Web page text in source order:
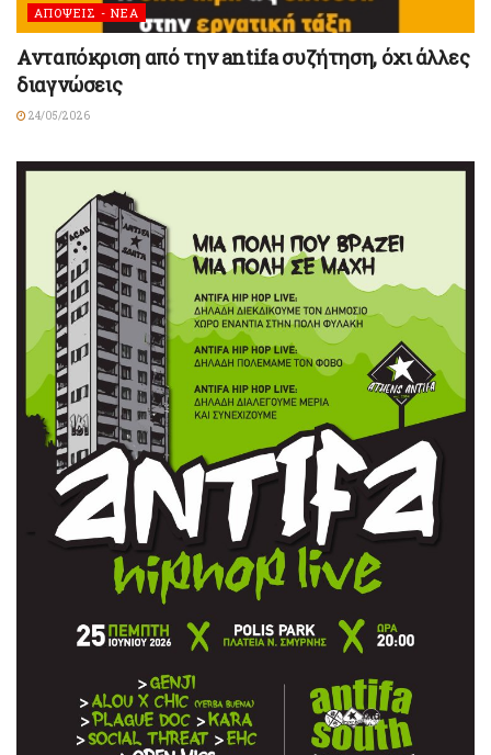
ΑΠΟΨΕΙΣ - ΝΕΑ
Ανταπόκριση από την antifa συζήτηση, όχι άλλες
διαγνώσεις
24/05/2026